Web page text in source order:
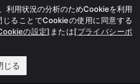
利用状況の分析のためCookieを利用
ることでCookieの使用に同意する
の設定] または[プライバシーポ
じる